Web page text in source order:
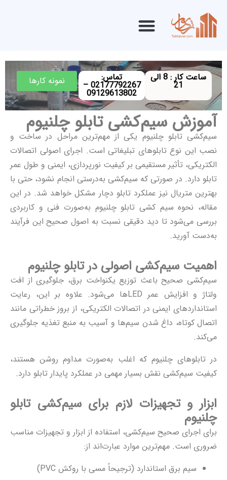
ساعت کار : 8 الی
21
تماس:
02177792267 –
09129613802
نمونه کارها
آموزش سیم‌کشی تابلو چلنیوم
سیم‌کشی تابلو چلنیوم یکی از مهم‌ترین مراحل در ساخت و
نصب این نوعتابلوهای تبلیغاتی است. اجرای اصولی اتصالات
الکتریکی، تأثیر مستقیمی بر کیفیت نورپردازی، ایمنی و طول عمر
تابلو دارد. در صورتی که سیم‌کشی به‌درستی انجام نشود، حتی با
بهترین متریال نیز عملکرد تابلو دچار مشکل خواهد شد. در این
مقاله، نحوه سیم کشی تابلو چلنیوم به‌صورت فنی و کاربردی
بررسی می‌شود تا دید دقیقی نسبت به اصول صحیح این فرآیند
به‌دست آورید.
اهمیت سیم‌کشی اصولی در تابلو چلنیوم
سیم‌کشی صحیح باعث توزیع یکنواخت برق، جلوگیری از افت
ولتاژ و افزایش عمر LEDها می‌شود. علاوه بر این، رعایت
استانداردهای ایمنی در اتصالات الکتریکی، از بروز خطراتی مانند
اتصال کوتاه، داغ شدن سیم‌ها و آسیب به منبع تغذیه جلوگیری
می‌کند.
درتابلوهای چلنیوم که اغلب به‌صورت مداوم روشن هستند،
کیفیت سیم‌کشی نقش بسیار مهمی در عملکرد پایدار تابلو دارد.
ابزار و تجهیزات لازم برای سیم‌کشی تابلو
چلنیوم
برای اجرای صحیح سیم‌کشی، استفاده از ابزار و تجهیزات مناسب
ضروری است. مهم‌ترین موارد عبارت‌اند از:
سیم برق استاندارد (ترجیحاً مسی با روکش PVC)